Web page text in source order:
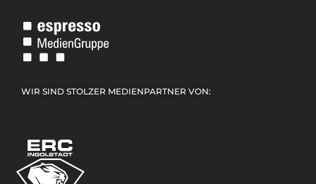
WIR SIND STOLZER MEDIENPARTNER VON: